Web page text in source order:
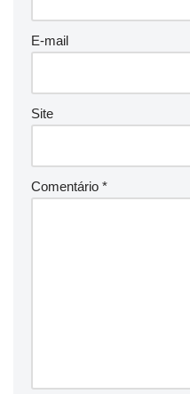
E-mail
Site
Comentário *